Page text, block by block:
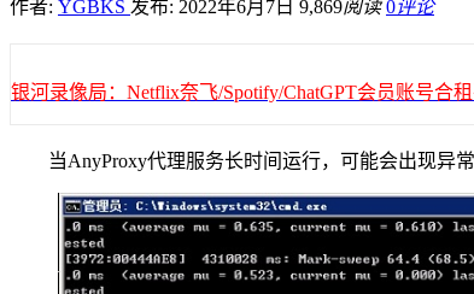
作者: YGBKS 发布: 2022年6月7日 9,869阅读 0评论
银河录像局：Netflix奈飞/Spotify/ChatGPT会员账号合
当AnyProxy代理服务长时间运行，可能会出现异